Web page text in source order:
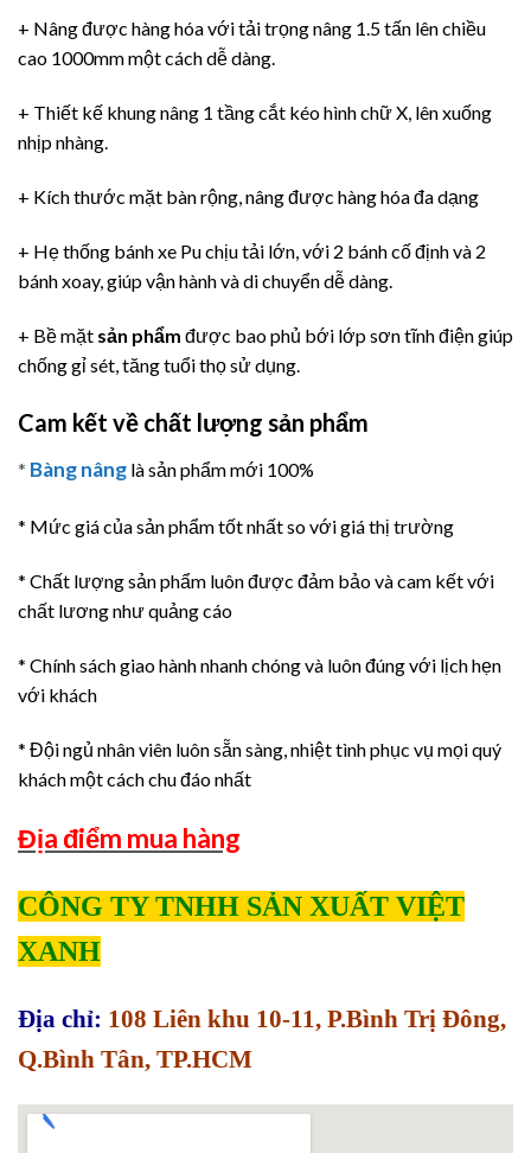
+ Nâng được hàng hóa với tải trọng nâng 1.5 tấn lên chiều
cao 1000mm một cách dễ dàng.
+ Thiết kế khung nâng 1 tầng cắt kéo hình chữ X, lên xuống
nhịp nhàng.
+ Kích thước mặt bàn rộng, nâng được hàng hóa đa dạng
+ Hẹ thống bánh xe Pu chịu tải lớn, với 2 bánh cố định và 2
bánh xoay, giúp vận hành và di chuyển dễ dàng.
+ Bề mặt sản phẩm được bao phủ bới lớp sơn tĩnh điện giúp
chống gỉ sét, tăng tuổi thọ sử dụng.
Cam kết về chất lượng sản phẩm
* Bàng nâng là sản phẩm mới 100%
* Mức giá của sản phẩm tốt nhất so với giá thị trường
* Chất lượng sản phẩm luôn được đảm bảo và cam kết với
chất lương như quảng cáo
* Chính sách giao hành nhanh chóng và luôn đúng với lịch hẹn
với khách
* Đội ngủ nhân viên luôn sẵn sàng, nhiệt tình phục vụ mọi quý
khách một cách chu đáo nhất
Địa điểm mua hàng
CÔNG TY TNHH SẢN XUẤT VIỆT
XANH
Địa chỉ: 108 Liên khu 10-11, P.Bình Trị Đông,
Q.Bình Tân, TP.HCM